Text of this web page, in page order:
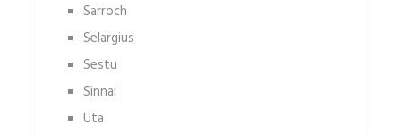
Sarroch
Selargius
Sestu
Sinnai
Uta